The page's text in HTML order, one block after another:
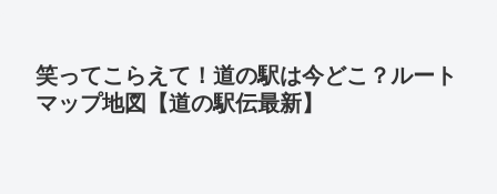
笑ってこらえて！道の駅は今どこ？ルート
マップ地図【道の駅伝最新】